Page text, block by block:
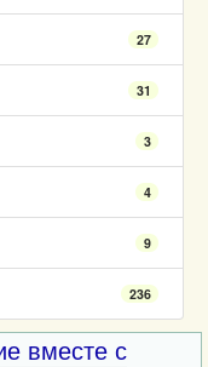
27
31
3
4
9
236
вместе с